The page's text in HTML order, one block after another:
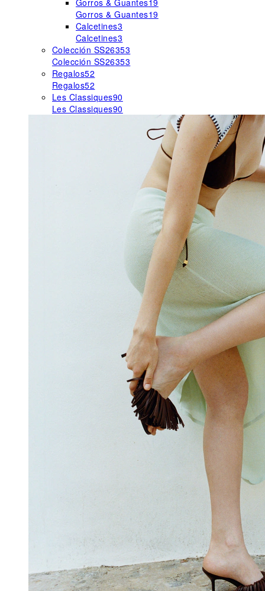
Gorros & Guantes19
Gorros & Guantes19
Calcetines3
Calcetines3
Colección SS26353
Colección SS26353
Regalos52
Regalos52
Les Classiques90
Les Classiques90